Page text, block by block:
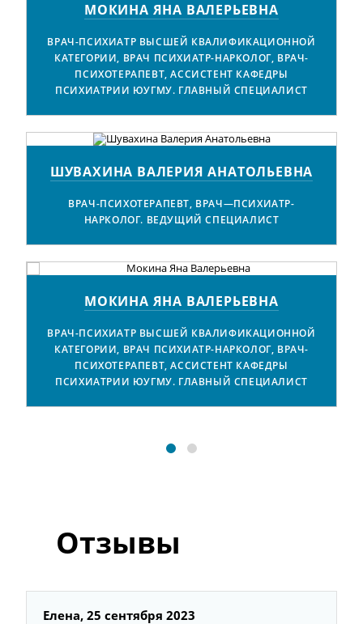
МОКИНА ЯНА ВАЛЕРЬЕВНА
ВРАЧ-ПСИХИАТР ВЫСШЕЙ КВАЛИФИКАЦИОННОЙ
КАТЕГОРИИ, ВРАЧ ПСИХИАТР-НАРКОЛОГ, ВРАЧ-
ПСИХОТЕРАПЕВТ, АССИСТЕНТ КАФЕДРЫ
ПСИХИАТРИИ ЮУГМУ. ГЛАВНЫЙ СПЕЦИАЛИСТ
ШУВАХИНА ВАЛЕРИЯ АНАТОЛЬЕВНА
ВРАЧ-ПСИХОТЕРАПЕВТ, ВРАЧ—ПСИХИАТР-
НАРКОЛОГ. ВЕДУЩИЙ СПЕЦИАЛИСТ
МОКИНА ЯНА ВАЛЕРЬЕВНА
ВРАЧ-ПСИХИАТР ВЫСШЕЙ КВАЛИФИКАЦИОННОЙ
КАТЕГОРИИ, ВРАЧ ПСИХИАТР-НАРКОЛОГ, ВРАЧ-
ПСИХОТЕРАПЕВТ, АССИСТЕНТ КАФЕДРЫ
ПСИХИАТРИИ ЮУГМУ. ГЛАВНЫЙ СПЕЦИАЛИСТ
Отзывы
Елена, 25 сентября 2023